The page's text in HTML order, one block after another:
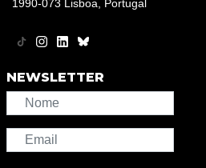
1990-073 Lisboa, Portugal
NEWSLETTER